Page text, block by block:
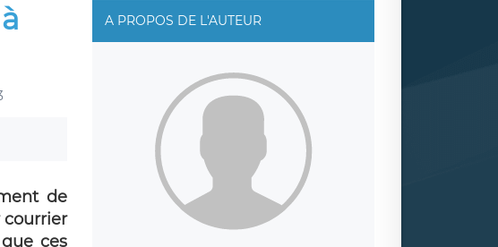
de
courrier
ces
A PROPOS DE L'AUTEUR